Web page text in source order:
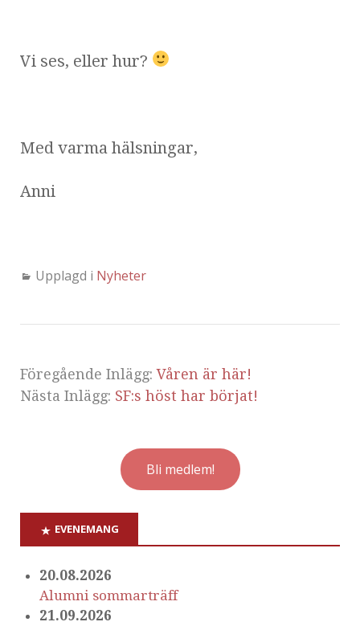
Vi ses, eller hur?
Med varma hälsningar,
Anni
Upplagd i Nyheter
Föregående Inlägg:Våren är här!
Nästa Inlägg: SF:s höst har börjat!
Bli medlem!
EVENEMANG
20.08.2026
Alumni sommarträff
21.09.2026